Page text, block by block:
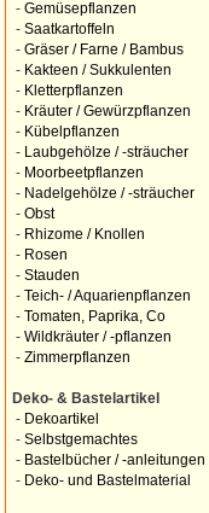
- Gemüsepflanzen
- Saatkartoffeln
- Gräser / Farne / Bambus
- Kakteen / Sukkulenten
- Kletterpflanzen
- Kräuter / Gewürzpflanzen
- Kübelpflanzen
-
Laubgehölze / -sträucher
- Moorbeetpflanzen
- Nadelgehölze / -sträucher
- Obst
- Rhizome / Knollen
- Rosen
- Stauden
- Teich- / Aquarienpflanzen
- Tomaten, Paprika, Co
- Wildkräuter / -pflanzen
- Zimmerpflanzen
Deko- & Bastelartikel
- Dekoartikel
- Selbstgemachtes
- Bastelbücher / -anleitungen
- Deko- und Bastelmaterial